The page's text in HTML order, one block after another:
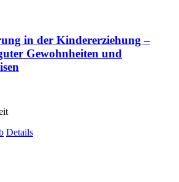
in der Kindererziehung –
Gewohnheiten und
Details